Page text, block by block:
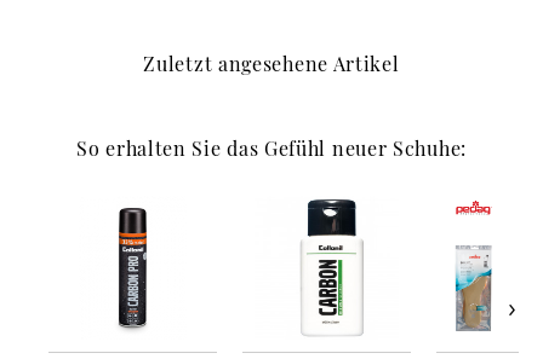
Zuletzt angesehene Artikel
So erhalten Sie das Gefühl neuer Schuhe: